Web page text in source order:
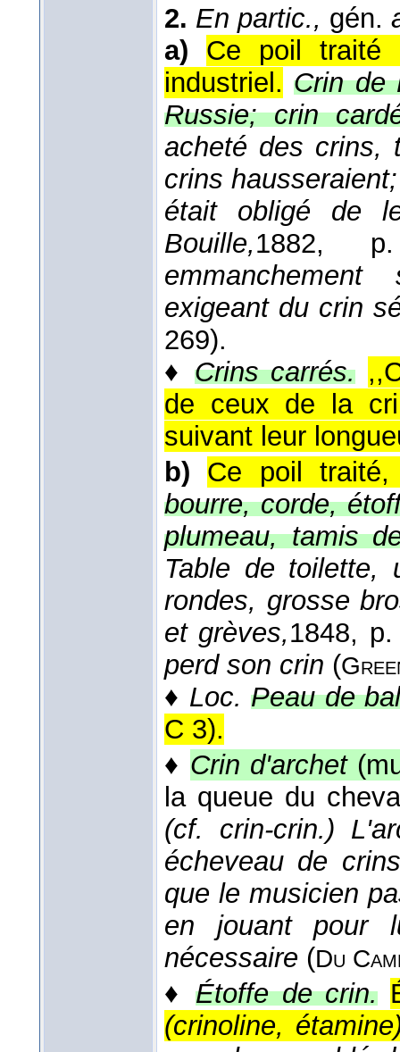
2. En partic., gén.
a)
Ce poil traité
industriel. Crin de
Russie; crin
acheté des crins,
crins
était obligé de
Bouille,1882, p.
exigeant du crin
269).
♦ Crins carrés.
de ceux de la
suivant leur
b) Ce poil
bourre, corde,
plumeau, tamis
Table de toilette,
rondes, grosse
et grèves,1848, p.
perd son crin (
♦ Loc. Peau de
C 3).
♦ Crin d'archet
la queue du
(cf. crin-crin.)
écheveau de
que le musicien
en jouant pour
nécessaire (Du
♦Étoffe de crin.
(crinoline,